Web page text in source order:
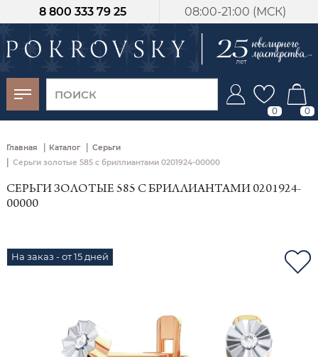
08:00-21:00 (МСК)
8 800 333 79 25
0 0
Главная | Каталог | Серьги
| Серьги золотые 585 с бриллиантами 0201924-00000
СЕРЬГИ ЗОЛОТЫЕ 585 С БРИЛЛИАНТАМИ 0201924-
00000
На заказ - от 15 дней
-30%
от 15 дней с
момента оплаты